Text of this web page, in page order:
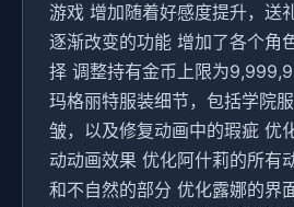
游戏 增加随着好感度提升，送
逐渐改变的功能 增加了各个角
择 调整持有金币上限为
玛格丽特服装细节，包括学院
皱，以及修复动画中的瑕疵 优
动动画效果 优化阿什莉的所有
和不自然的部分 优化露娜的界